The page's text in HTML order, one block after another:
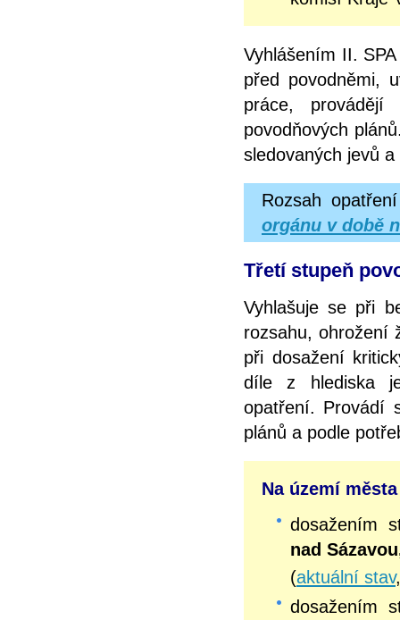
Vyhlášením II.
před povodněmi,
práce,
povodňových
sledovaných jevů
Rozsah
orgánu v době
Třetí stupeň
Vyhlašuje se při
rozsahu, ohrožení
při dosažení
díle z hlediska
opatření. Provádí
plánů a podle
Na území
dosažením
nad
(aktuální stav
dosažením